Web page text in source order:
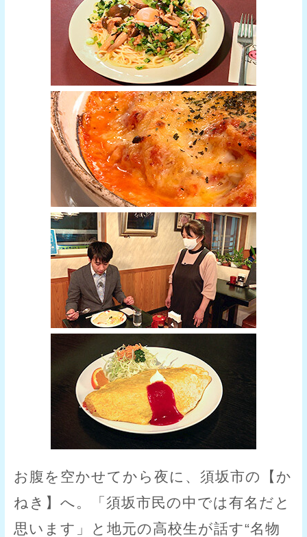
お腹を空かせてから夜に、須坂市の【か
ねき】へ。「須坂市民の中では有名だと
思います」と地元の高校生が話す“名物